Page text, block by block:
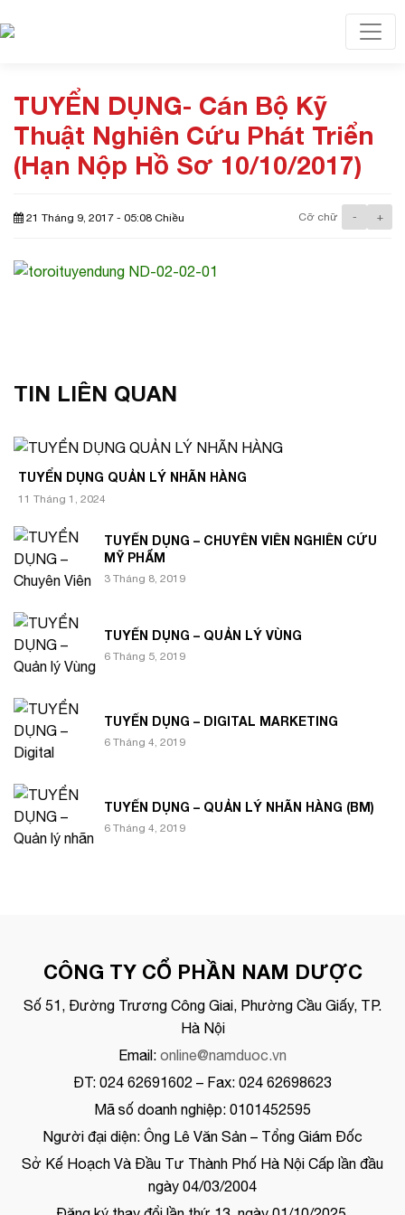
TUYỂN DỤNG- Cán Bộ Kỹ
Thuật Nghiên Cứu Phát Triển
(Hạn Nộp Hồ Sơ 10/10/2017)
21 Tháng 9, 2017 - 05:08 Chiều Cỡ chữ - +
TIN LIÊN QUAN
TUYỂN DỤNG QUẢN LÝ NHÃN HÀNG
11 Tháng 1, 2024
TUYỂN DỤNG – CHUYÊN VIÊN NGHIÊN CỨU
MỸ PHẨM
3 Tháng 8, 2019
TUYỂN DỤNG – QUẢN LÝ VÙNG
6 Tháng 5, 2019
TUYỂN DỤNG – DIGITAL MARKETING
6 Tháng 4, 2019
TUYỂN DỤNG – QUẢN LÝ NHÃN HÀNG (BM)
6 Tháng 4, 2019
CÔNG TY CỔ PHẦN NAM DƯỢC
Số 51, Đường Trương Công Giai, Phường Cầu Giấy, TP.
Hà Nội
Email: online@namduoc.vn
ĐT: 024 62691602 – Fax: 024 62698623
Mã số doanh nghiệp: 0101452595
Người đại diện: Ông Lê Văn Sản – Tổng Giám Đốc
Sở Kế Hoạch Và Đầu Tư Thành Phố Hà Nội Cấp lần đầu
ngày 04/03/2004